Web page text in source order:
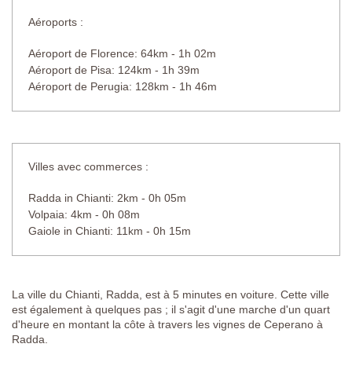
Aéroports :
Aéroport de Florence: 64km - 1h 02m
Aéroport de Pisa: 124km - 1h 39m
Aéroport de Perugia: 128km - 1h 46m
Villes avec commerces :
Radda in Chianti: 2km - 0h 05m
Volpaia: 4km - 0h 08m
Gaiole in Chianti: 11km - 0h 15m
La ville du Chianti, Radda, est à 5 minutes en voiture. Cette ville
est également à quelques pas ; il s'agit d'une marche d'un quart
d'heure en montant la côte à travers les vignes de Ceperano à
Radda.